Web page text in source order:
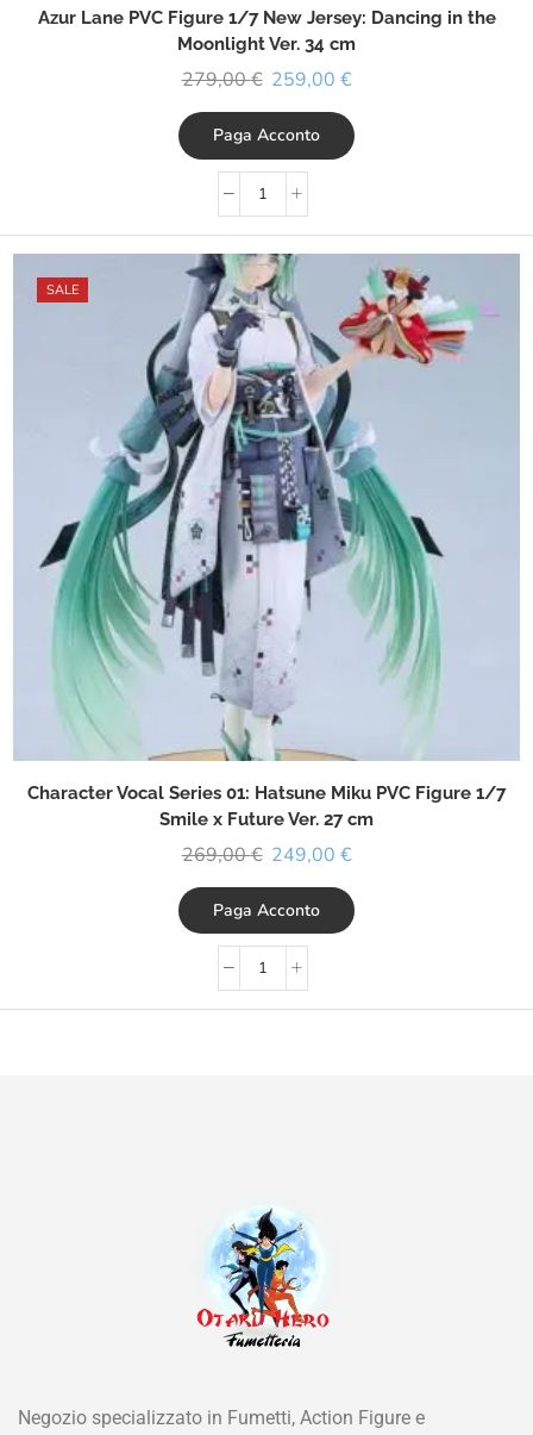
Azur Lane PVC Figure 1/7 New Jersey: Dancing in the
Moonlight Ver. 34 cm
279,00€ 259,00 €
Paga Acconto
SALE
Character Vocal Series 01: Hatsune Miku PVC Figure 1/7
Smile x Future Ver. 27 cm
269,00€ 249,00 €
Paga Acconto
Negozio specializzato in Fumetti, Action Figure e